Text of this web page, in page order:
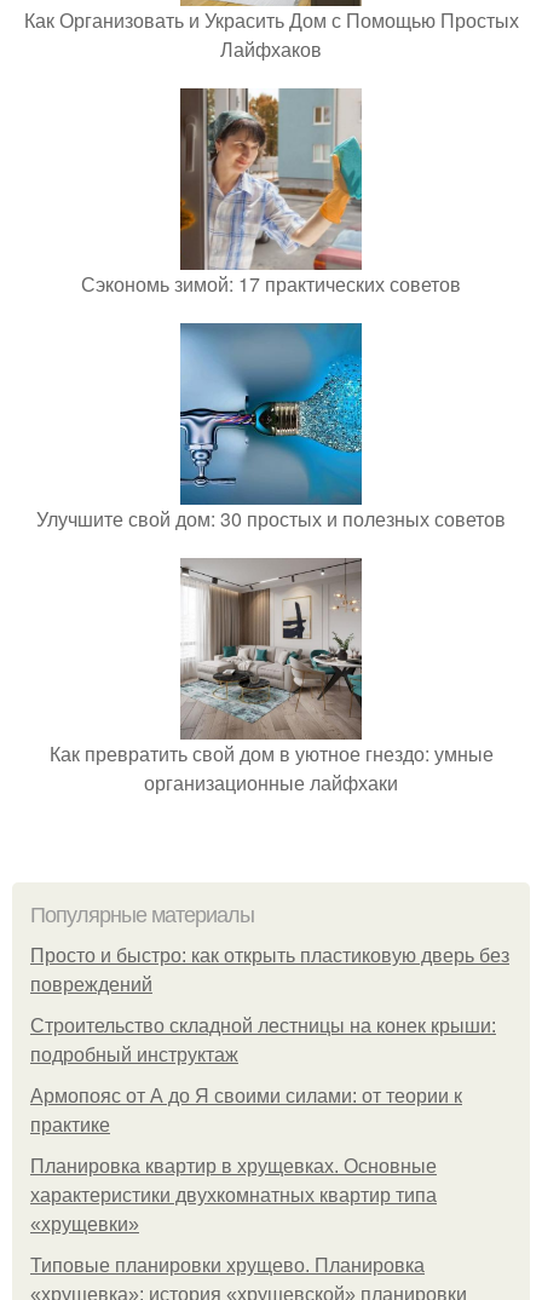
Как Организовать и Украсить Дом с Помощью Простых
Лайфхаков
Сэкономь зимой: 17 практических советов
Улучшите свой дом: 30 простых и полезных советов
Как превратить свой дом в уютное гнездо: умные
организационные лайфхаки
Популярные материалы
Просто и быстро: как открыть пластиковую дверь без
повреждений
Строительство складной лестницы на конек крыши:
подробный инструктаж
Армопояс от А до Я своими силами: от теории к
практике
Планировка квартир в хрущевках. Основные
характеристики двухкомнатных квартир типа
«хрущевки»
Типовые планировки хрущево. Планировка
«хрущевка»: история «хрущевской» планировки